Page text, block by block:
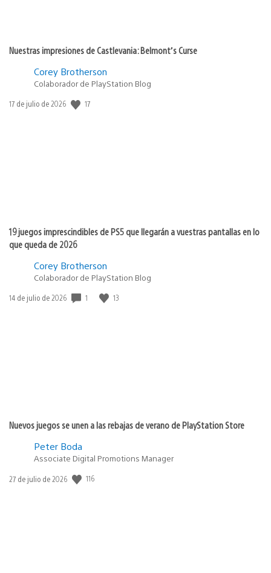
Nuestras impresiones de Castlevania: Belmont’s Curse
Corey Brotherson
Colaborador de PlayStation Blog
Fecha
17 de julio de 2026 17
19 juegos imprescindibles de PS5 que llegarán a vuestras pantallas en lo
que queda de 2026
Corey Brotherson
Colaborador de PlayStation Blog
Fecha
14 de julio de 2026 1 13
Nuevos juegos se unen a las rebajas de verano de PlayStation Store
Peter Boda
Associate Digital Promotions Manager
Fecha
27 de julio de 2026 116